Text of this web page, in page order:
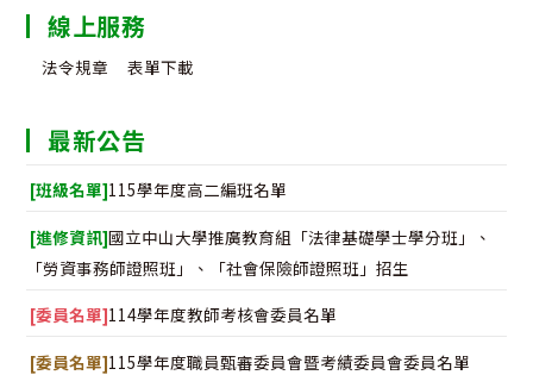
線上服務
法令規章 表單下載
最新公告
[班級名單]115學年度高二編班名單
[進修資訊]國立中山大學推廣教育組「法律基礎學士學分班」、
「勞資事務師證照班」、「社會保險師證照班」招生
[委員名單]114學年度教師考核會委員名單
[委員名單]115學年度職員甄審委員會暨考績委員會委員名單